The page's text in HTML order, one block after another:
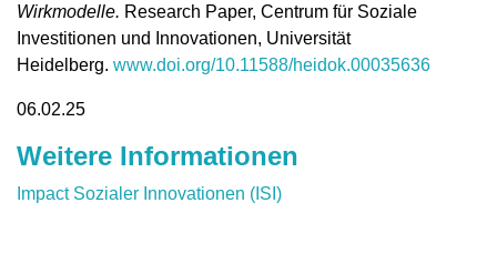
Wirkmodelle. Research Paper, Centrum für Soziale
Investitionen und Innovationen, Universität
Heidelberg. www.doi.org/10.11588/heidok.00035636
06.02.25
Weitere Informationen
Impact Sozialer Innovationen (ISI)